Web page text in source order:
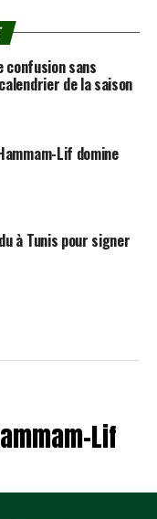
confusion sans
de la saison
Lif domine
à Tunis pour signer
Lif